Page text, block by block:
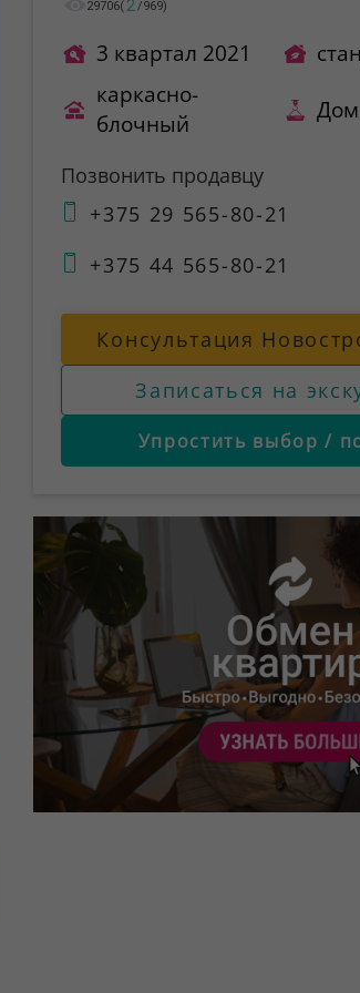
29706( 2 /969)
3 квартал 2021
каркасно-
блочный
Позвонить продавцу
+375 29 565-80-21
+375 44 565-80-21
Консультация
Записаться на
Упростить выбор /